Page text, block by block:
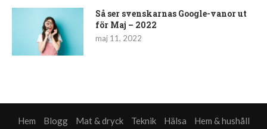
Så ser svenskarnas Google-vanor ut
för Maj – 2022
maj 11, 2022
Hem Blogg Mat & dryck Teknik Hälsa Hem & hushåll